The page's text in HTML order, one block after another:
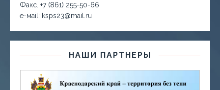
Факс. +7 (861) 255-50-66
е-маil: ksps23@mail.ru
НАШИ ПАРТНЕРЫ